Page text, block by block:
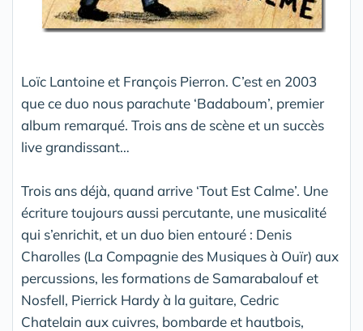
Loïc Lantoine et François Pierron. C’est en 2003
que ce duo nous parachute ‘Badaboum’, premier
album remarqué. Trois ans de scène et un succès
live grandissant…
Trois ans déjà, quand arrive ‘Tout Est Calme’. Une
écriture toujours aussi percutante, une musicalité
qui s’enrichit, et un duo bien entouré : Denis
Charolles (La Compagnie des Musiques à Ouïr) aux
percussions, les formations de Samarabalouf et
Nosfell, Pierrick Hardy à la guitare, Cedric
Chatelain aux cuivres, bombarde et hautbois,